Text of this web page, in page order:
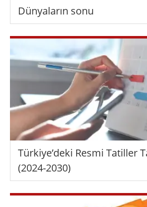
Dünyaların sonu
Türkiye’deki Resmi Tatiller
(2024-2030)